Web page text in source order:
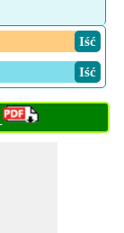
​ Iść
​ Iść